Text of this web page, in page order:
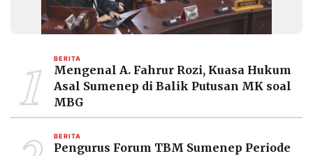
RESOLUSI
MEDIA
©
Resolusi.co
-
1 BERITA
Mengenal A. Fahrur Rozi, Kuasa Hukum
Asal Sumenep di Balik Putusan MK soal
MBG
BERITA
Pengurus Forum TBM Sumenep Periode